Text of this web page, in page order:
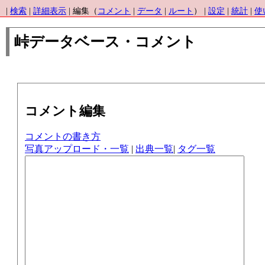
検索 詳細表示 | 編集（ コメント データ ルート ） | 設定 統計 使
峠データベース・コメント
コメント編集
コメントの書き方
写真アップロード・一覧 | 出典一覧| タグ一覧